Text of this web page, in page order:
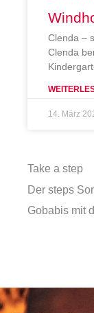
Clenda –
Clenda
14. März
Take a step
Der steps
Gobabis mit